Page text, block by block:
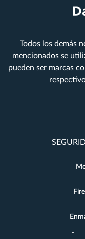
Todos los demás
mencionados se
pueden ser marcas